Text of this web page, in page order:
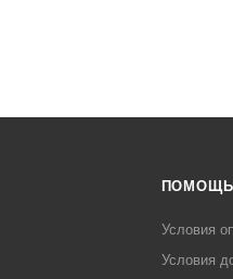
ПОМОЩЬ
Условия
Условия